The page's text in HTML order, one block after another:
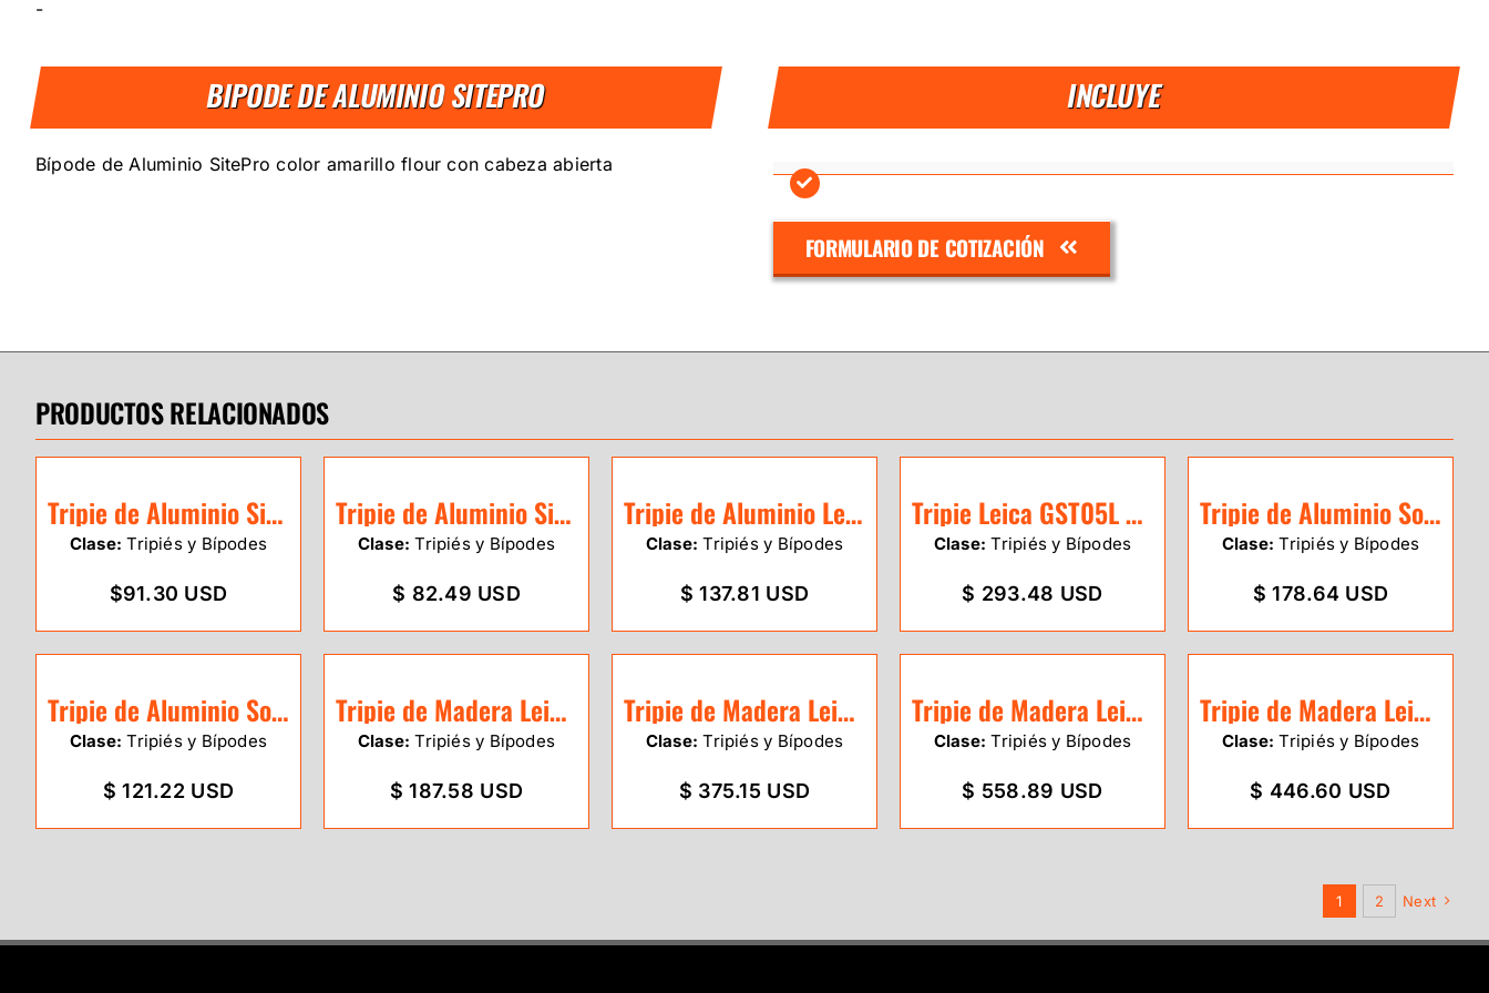
-
BIPODE DE ALUMINIO SITEPRO INCLUYE
Bípode de Aluminio SitePro color amarillo flour con cabeza abierta
FORMULARIO DE COTIZACIÓN
PRODUCTOS RELACIONADOS
Tripie de Aluminio SitePro uso medio red cabeza redonda / 01-ALQR20-DCOR
Clase: Tripiés y Bípodes
$91.30 USD
Tripie de Aluminio SitePro uso medio base triangular
Clase: Tripiés y Bípodes
$ 82.49 USD
Tripie de Aluminio Leica GST103
Clase: Tripiés y Bípodes
$ 137.81 USD
Tripie Leica GST05L de aluminio
Clase: Tripiés y Bípodes
$ 293.48 USD
Tripie de Aluminio Sokkia uso rudo
Clase: Tripiés y Bípodes
$ 178.64 USD
Tripie de Aluminio Sokkia PFA1
Clase: Tripiés y Bípodes
$ 121.22 USD
Tripie de Madera Leica GST101
Clase: Tripiés y Bípodes
$ 187.58 USD
Tripie de Madera Leica GST05
Clase: Tripiés y Bípodes
$ 375.15 USD
Tripie de Madera Leica GST120-9
Clase: Tripiés y Bípodes
$ 558.89 USD
Tripie de Madera Leica GST40
Clase: Tripiés y Bípodes
$ 446.60 USD
1 2 Next